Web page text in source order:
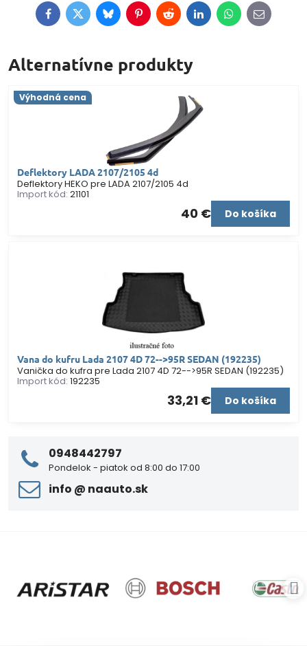
FacebookTwitterBlueskyPinterestRedditLinkedInWhatsApp
E-
mail
Alternatívne produkty
Deflektory LADA 2107/2105 4d
Výhodná cena
Deflektory HEKO pre LADA 2107/2105 4d
Import kód: 21101
40 € Do košíka
Vana do kufru Lada 2107 4D 72-->95R SEDAN (192235)
Vanička do kufra pre Lada 2107 4D 72-->95R SEDAN (192235)
Import kód: 192235
33,21 € Do košíka
0948442797
Pondelok - piatok od 8:00 do 17:00
info ​@ naauto​.sk